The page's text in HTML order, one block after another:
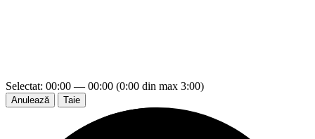
Selectat: 00:00 — 00:00 (0:00 din max 3:00)
Anulează Taie